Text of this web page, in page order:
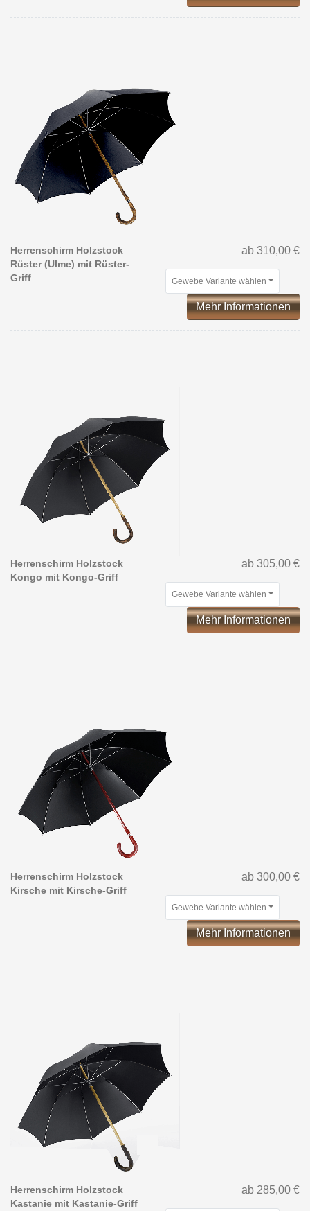
Herrenschirm Holzstock
Rüster (Ulme) mit Rüster-
Griff
ab 310,00 €
Gewebe Variante wählen
Mehr Informationen
Herrenschirm Holzstock
Kongo mit Kongo-Griff
ab 305,00 €
Gewebe Variante wählen
Mehr Informationen
Herrenschirm Holzstock
Kirsche mit Kirsche-Griff
ab 300,00 €
Gewebe Variante wählen
Mehr Informationen
Herrenschirm Holzstock
Kastanie mit Kastanie-Griff
ab 285,00 €